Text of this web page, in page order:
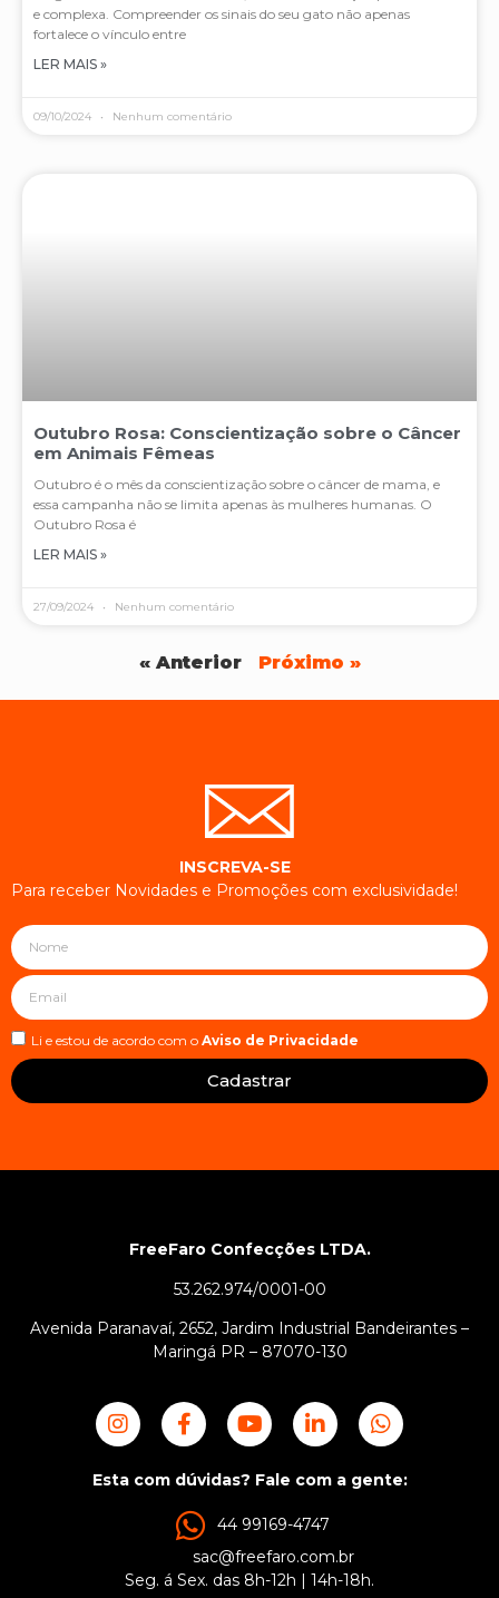
e complexa. Compreender os sinais do seu gato não apenas
fortalece o vínculo entre
LER MAIS »
09/10/2024 Nenhum comentário
Outubro Rosa: Conscientização sobre o Câncer
em Animais Fêmeas
Outubro é o mês da conscientização sobre o câncer de mama, e
essa campanha não se limita apenas às mulheres humanas. O
Outubro Rosa é
LER MAIS »
27/09/2024 Nenhum comentário
« Anterior Próximo »
INSCREVA-SE
Para receber Novidades e Promoções com exclusividade!
Li e estou de acordo com o Aviso de Privacidade
Cadastrar
FreeFaro Confecções LTDA.
53.262.974/0001-00
Avenida Paranavaí, 2652, Jardim Industrial Bandeirantes –
Maringá PR – 87070-130
Esta com dúvidas? Fale com a gente:
44 99169-4747
sac@freefaro.com.br
Seg. á Sex. das 8h-12h | 14h-18h.